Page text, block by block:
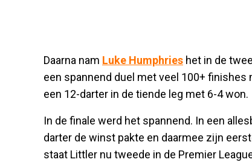
Daarna nam Luke Humphries het in de
een spannend duel met veel 100+
een 12-darter in de tiende leg met 6-4 won.
In de finale werd het spannend. In een
darter de winst pakte en daarmee zijn
staat Littler nu tweede in de Premier